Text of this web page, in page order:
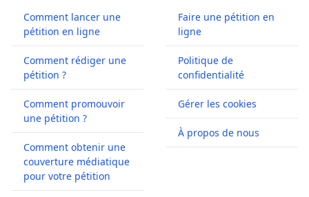
Comment lancer une
pétition en ligne
Comment rédiger une
pétition ?
Comment promouvoir
une pétition ?
Comment obtenir une
couverture médiatique
pour votre pétition
Faire une pétition en
ligne
Politique de
confidentialité
Gérer les cookies
À propos de nous